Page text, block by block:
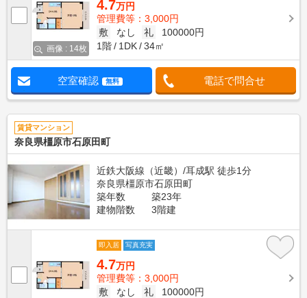
画像 : 14枚
4.7万円
管理費等：3,000円
敷
なし 礼
100000円
1階
1DK 34㎡
空室確認 無料 電話で問合せ
賃貸マンション
奈良県橿原市石原田町
近鉄大阪線（近畿）/耳成駅 徒歩1分
奈良県橿原市石原田町
築年数
築23年
建物階数
3階建
即入居 写真充実
4.7万円
管理費等：3,000円
敷
なし 礼
100000円